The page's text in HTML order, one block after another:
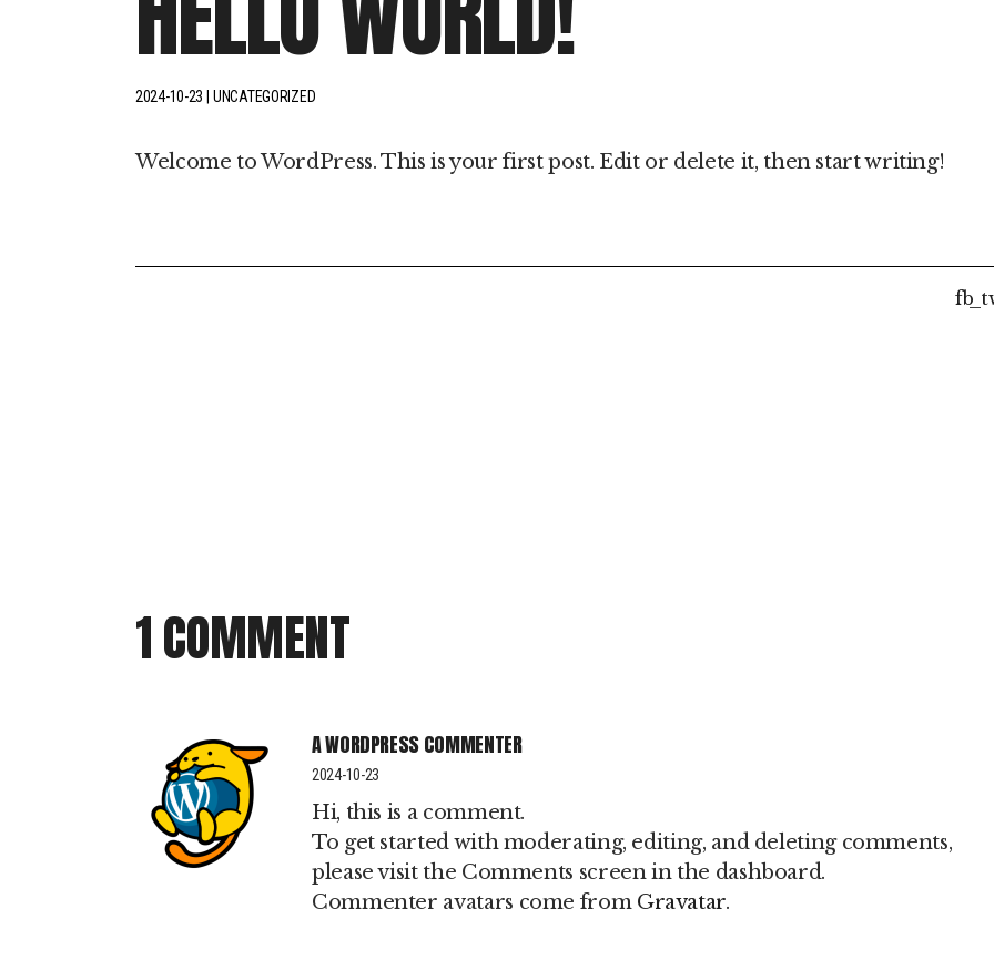
Hipersónias
2024-10-23 UNCATEGORIZED
Welcome to WordPress. This is your first post. Edit or delete it, then start writing!
fb
1 COMMENT
A WORDPRESS COMMENTER
2024-10-23
Hi, this is a comment.
To get started with moderating, editing, and deleting comments,
please visit the Comments screen in the dashboard.
Commenter avatars come from Gravatar.